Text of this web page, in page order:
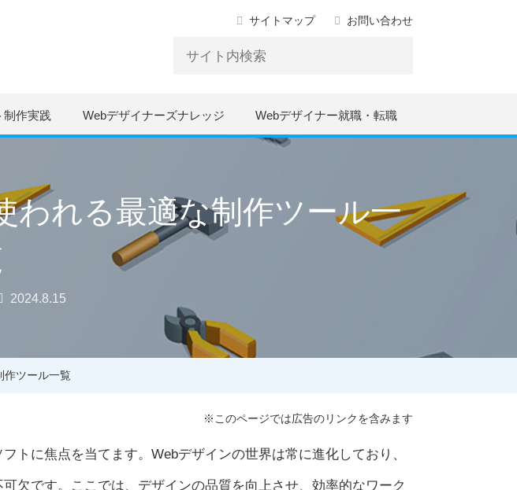
サイトマップ お問い合わせ
制作実践 Webデザイナーズナレッジ Webデザイナー就職・転職
われる最適な制作ツール一
2024.8.15
作ツール一覧
※このページでは広告のリンクを含みます
トに焦点を当てます。Webデザインの世界は常に進化しており、
欠です。ここでは、デザインの品質を向上させ、効率的なワーク